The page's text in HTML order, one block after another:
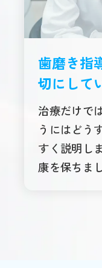
歯磨き指
切にして
治療だけで
うにはどう
すく説明し
康を保ちま